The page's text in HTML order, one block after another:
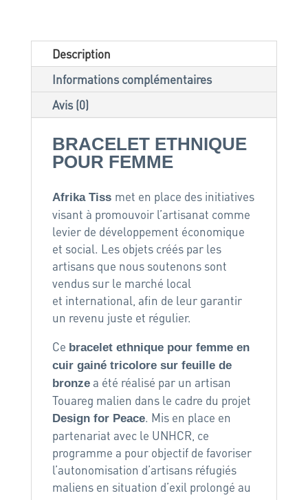
Description
Informations complémentaires
Avis (0)
BRACELET ETHNIQUE
POUR FEMME
Afrika Tiss met en place des initiatives
visant à promouvoir l’artisanat comme
levier de développement économique
et social. Les objets créés par les
artisans que nous soutenons sont
vendus sur le marché local
et international, afin de leur garantir
un revenu juste et régulier.
Ce bracelet ethnique pour femme en
cuir gainé tricolore sur feuille de
bronzea été réalisé par un artisan
Touareg malien dans le cadre du projet
Design for Peace. Mis en place en
partenariat avec le UNHCR, ce
programme a pour objectif de favoriser
l’autonomisation d’artisans réfugiés
maliens en situation d’exil prolongé au